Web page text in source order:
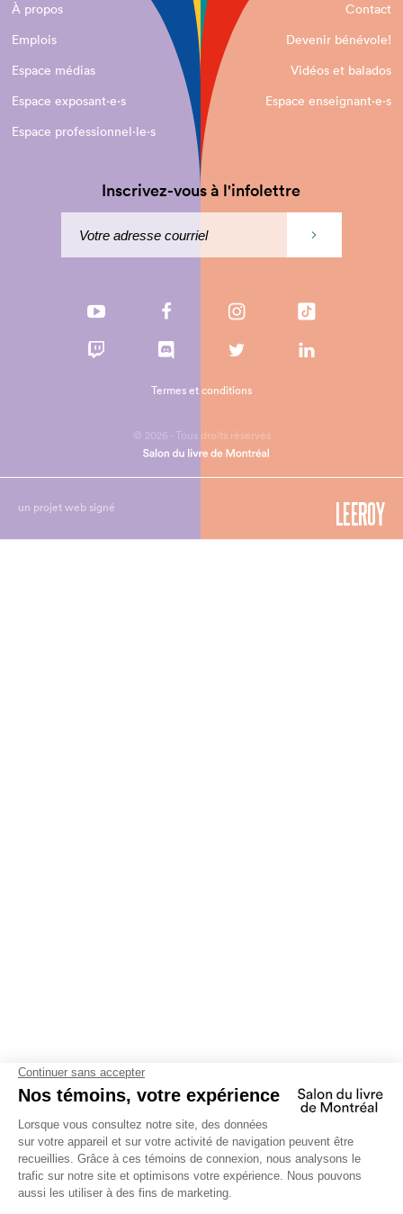
À propos
Contact
Emplois
Devenir bénévole!
Espace médias
Vidéos et balados
Espace exposant·e⋅s
Espace enseignant·e⋅s
Espace professionnel·le⋅s
Inscrivez-vous à l'infolettre
© 2026 - Tous droits réservés
Termes et conditions
un projet web signé